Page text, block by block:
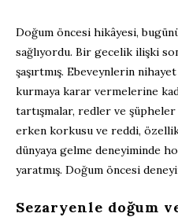
Doğum öncesi hikâyesi,
sağlıyordu. Bir gecelik ilişki
şaşırtmış. Ebeveynlerin
kurmaya karar vermelerine
tartışmalar, redler ve
erken korkusu ve reddi,
dünyaya gelme deneyiminde
yaratmış. Doğum öncesi
Sezaryenle doğum